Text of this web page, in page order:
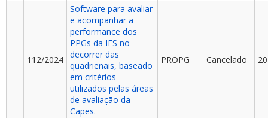
112/2024
Software para avaliar
e acompanhar a
performance dos
PPGs da IES no
decorrer das
quadrienais, baseado
em critérios
utilizados pelas áreas
de avaliação da
Capes.
PROPG Cancelado